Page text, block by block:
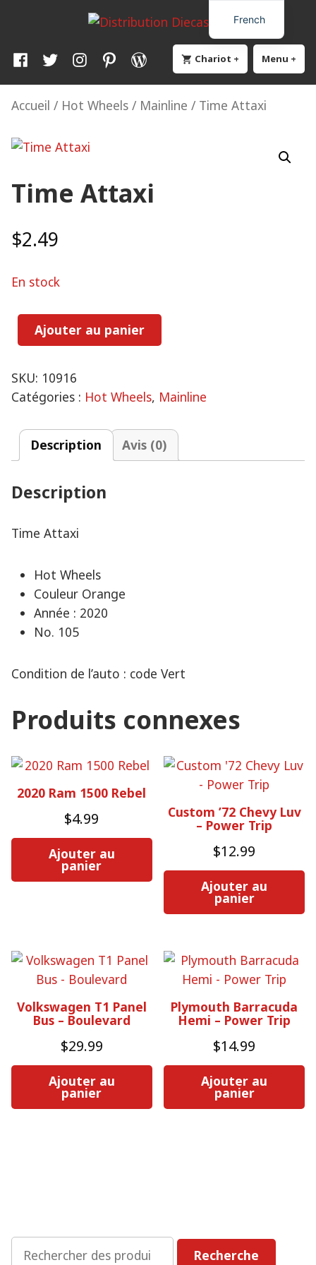
Distribution Diecast64
Une passion, un mode de vie.
Menu +
Chariot + élargi
effondré
FacebookTwitterInstagramPinterestWordPress
Accueil / Hot Wheels / Mainline / Time Attaxi
Time Attaxi
$2.49
En stock
quantité
Attaxi
Ajouter au panier
SKU: 10916
Catégories : Hot Wheels, Mainline
Description Avis (0)
Description
Time Attaxi
Hot Wheels
Couleur Orange
Année : 2020
No. 105
Condition de l’auto : code Vert
Produits connexes
2020 Ram 1500 Rebel
$4.99
Ajouter au
panier
Custom ’72 Chevy Luv
– Power Trip
$12.99
Ajouter au
panier
Volkswagen T1 Panel
Bus – Boulevard
$29.99
Ajouter au
panier
Plymouth Barracuda
Hemi – Power Trip
$14.99
Ajouter au
panier
Recherche
French